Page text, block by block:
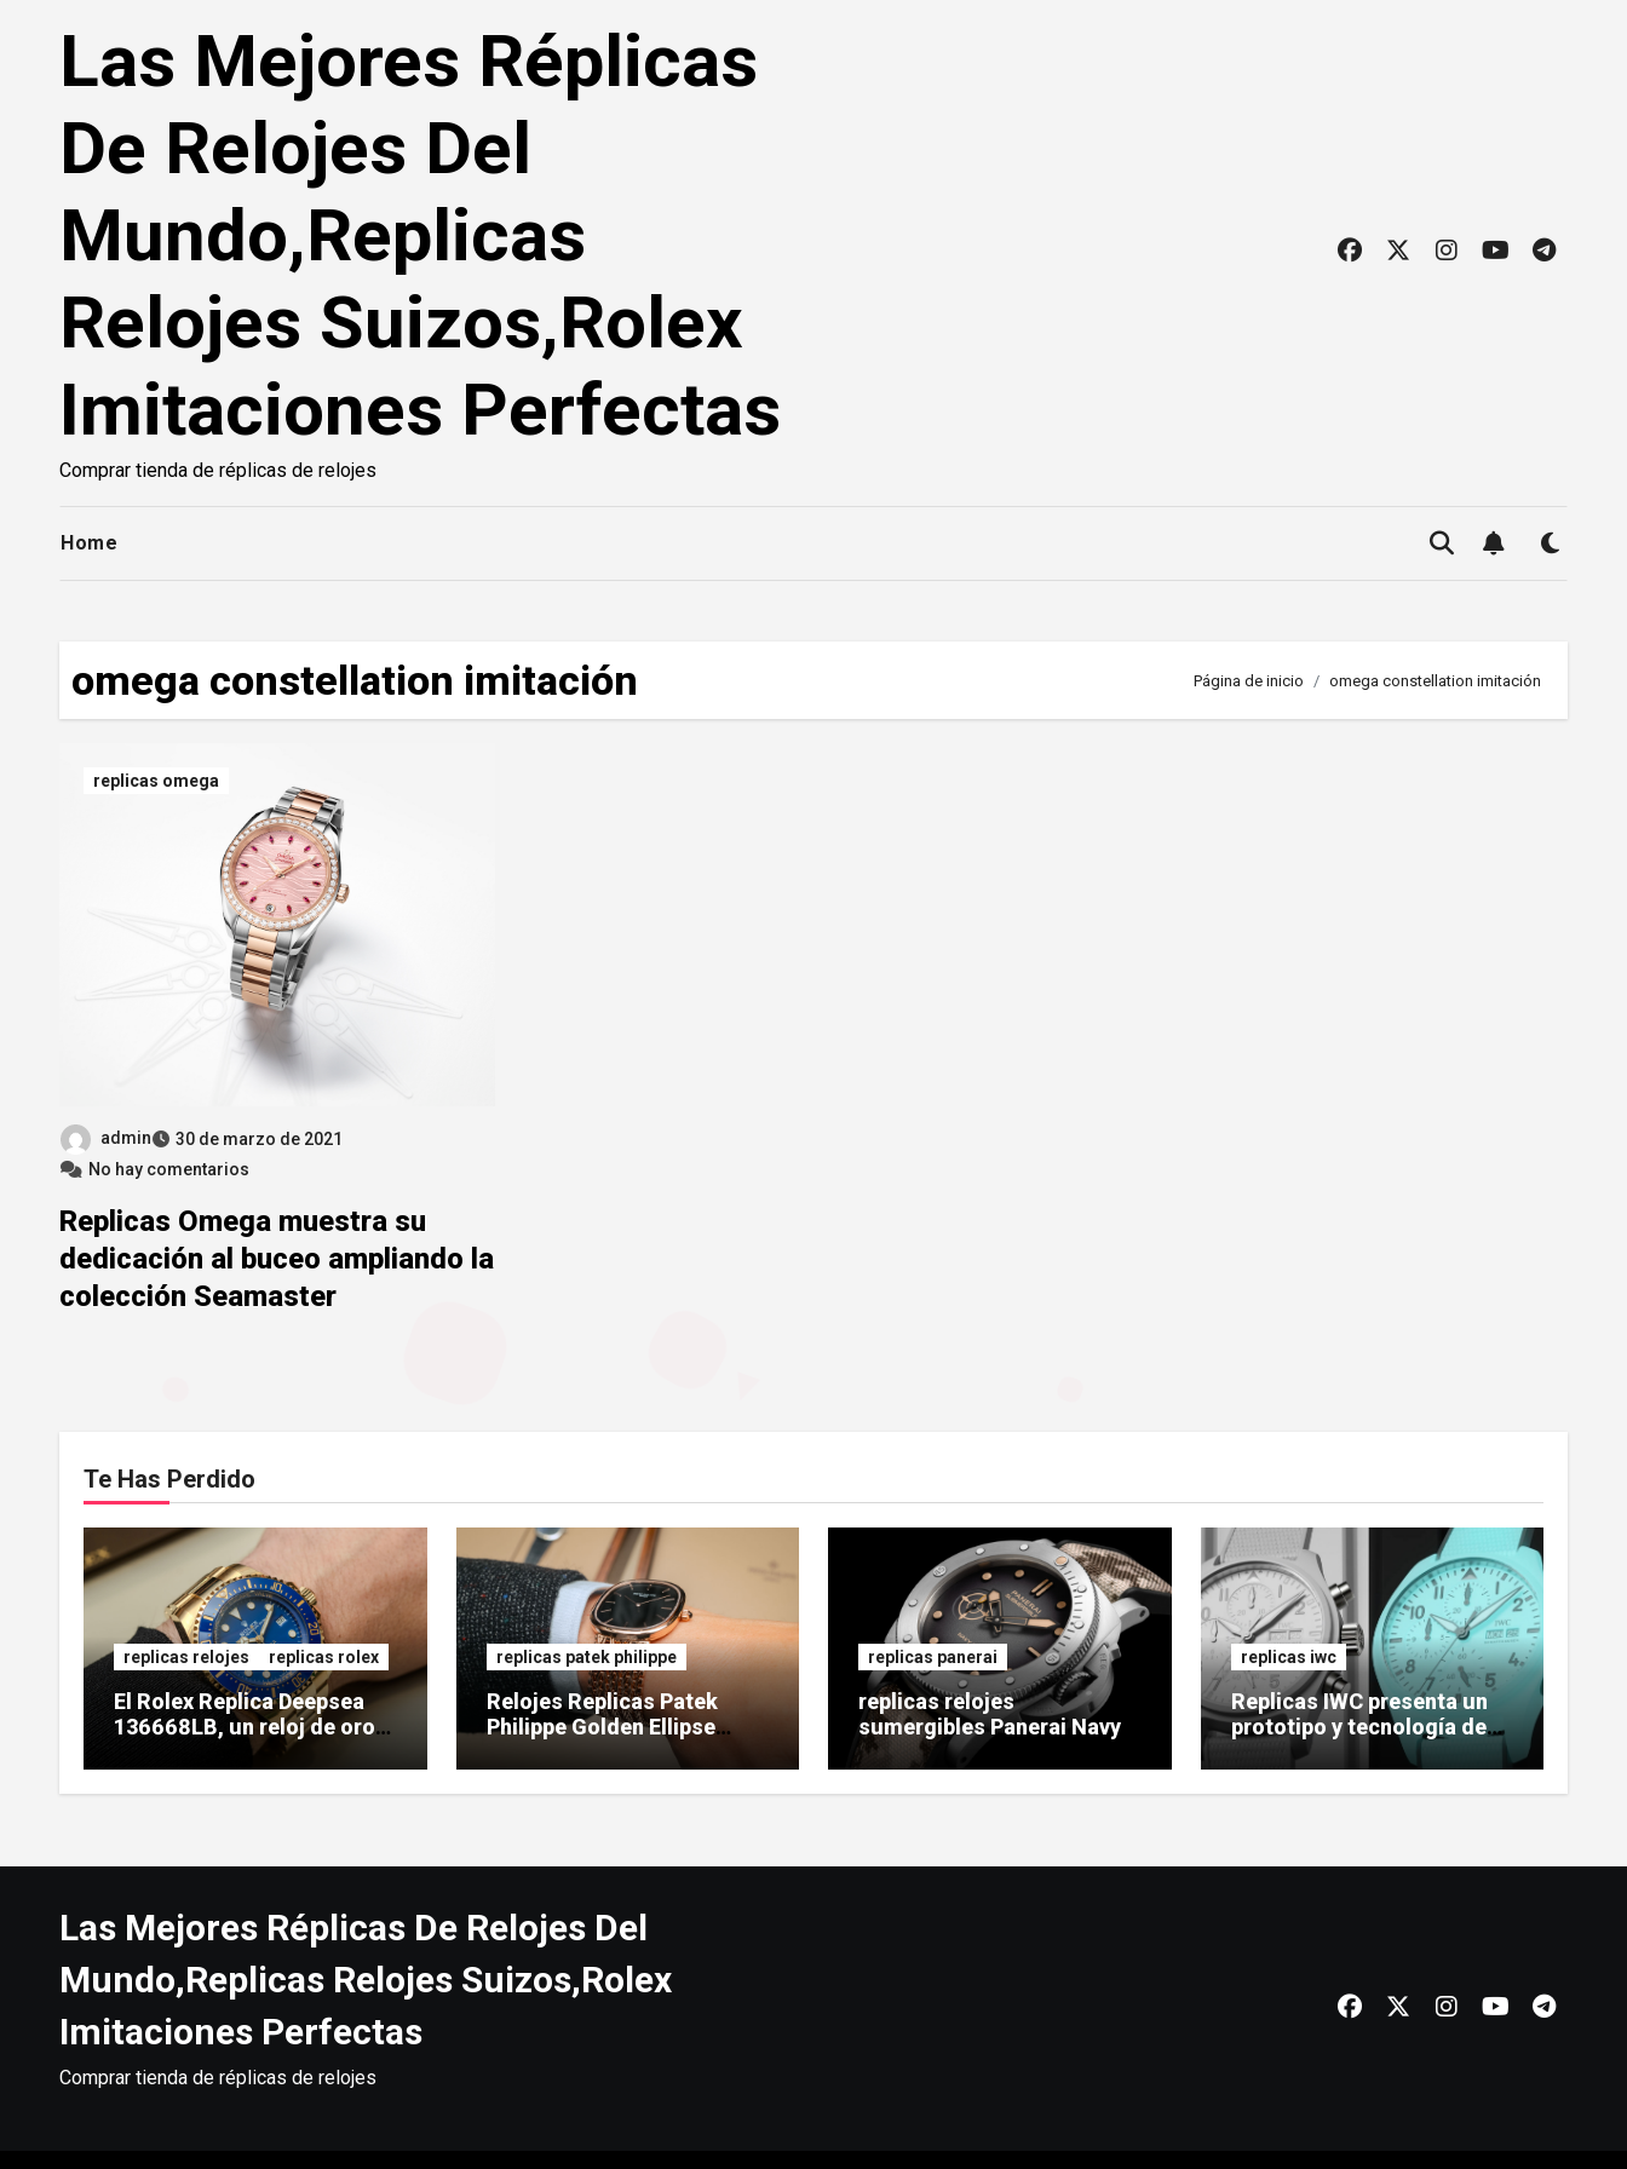
contenidoLas Mejores Réplicas
De Relojes Del
Mundo,Replicas
Relojes Suizos,Rolex
Imitaciones Perfectas
Comprar tienda de réplicas de relojes
Home
omega constellation imitación Página de inicio omega constellation imitación
replicas omega
admin
30 de marzo de 2021
No hay comentarios
Replicas Omega muestra su
dedicación al buceo ampliando la
colección Seamaster
Te Has Perdido
replicas relojes replicas rolex
El Rolex Replica Deepsea
136668LB, un reloj de oro
de gran tamaño
replicas patek philippe
Relojes Replicas Patek
Philippe Golden Ellipse
replicas panerai
replicas relojes
sumergibles Panerai Navy
SEALs
replicas iwc
Replicas IWC presenta un
prototipo y tecnología de
reloj cerámico luminoso
Ceralume
Las Mejores Réplicas De Relojes Del
Mundo,Replicas Relojes Suizos,Rolex
Imitaciones Perfectas
Comprar tienda de réplicas de relojes